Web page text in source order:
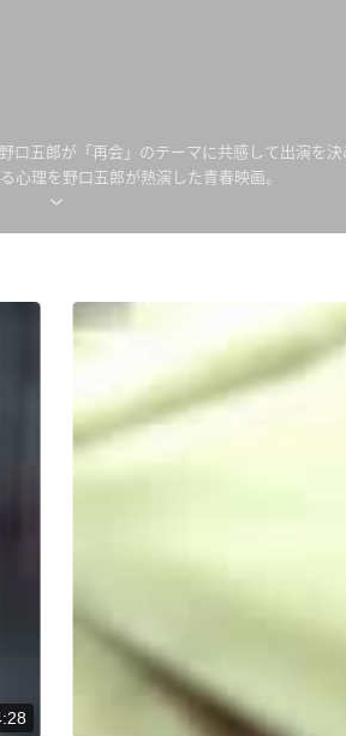
五郎が「再会」のテーマに共感して出演を
心理を野口五郎が熱演した青春映画。